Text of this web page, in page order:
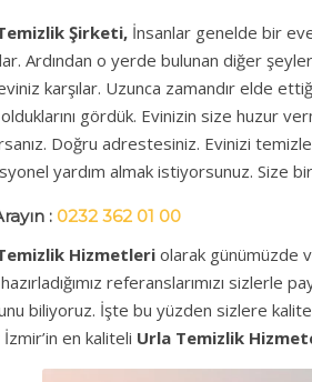
Şirketi, İnsanlar genelde bir
Ardından o yerde bulunan diğer şeyler
karşılar. Uzunca zamandır elde
gördük. Evinizin size huzur
Doğru adrestesiniz. Evinizi
yardım almak istiyorsunuz. Size bir
: 0232 362 01 00
Hizmetleri olarak günümüzde
hazırladığımız referanslarımızı
biliyoruz. İşte bu yüzden sizlere
en kaliteli Urla Temizlik